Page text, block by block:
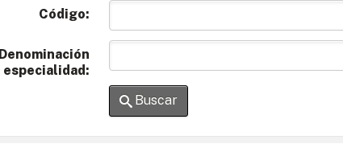
Código:
Denominación
especialidad:
Buscar